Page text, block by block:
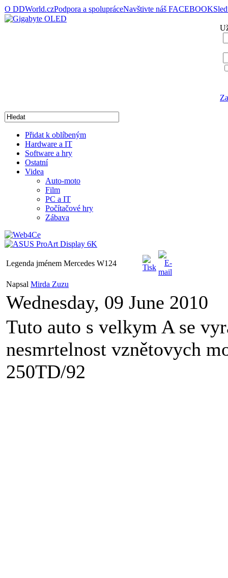
O DDWorld.czPodpora a spolupráceNavštivte náš FACEBOOK
Přidat k oblíbeným
Hardware a IT
Software a hry
Ostatní
Videa
Auto-moto
Film
PC a IT
Počítačové hry
Zábava
Legenda jménem Mercedes W124
Napsal Mirda Zuzu
Wednesday, 09 June 2010
Tuto auto s velkym A se
nesmrtelnost vznětovych
250TD/92